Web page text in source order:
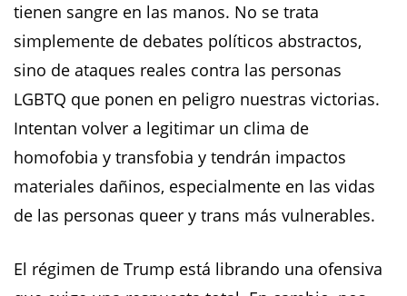
tienen sangre en las manos. No se trata
simplemente de debates políticos abstractos,
sino de ataques reales contra las personas
LGBTQ que ponen en peligro nuestras victorias.
Intentan volver a legitimar un clima de
homofobia y transfobia y tendrán impactos
materiales dañinos, especialmente en las vidas
de las personas queer y trans más vulnerables.
El régimen de Trump está librando una ofensiva